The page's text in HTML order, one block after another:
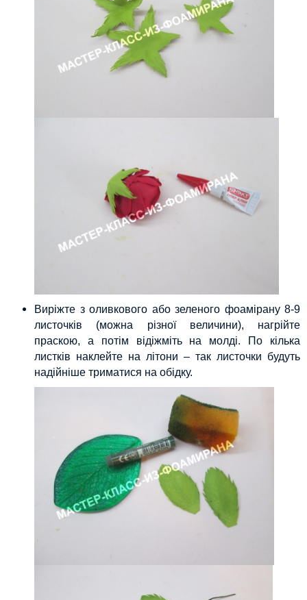
Виріжте з оливкового або зеленого фоамірану 8-9
листочків (можна різної величини), нагрійте
праскою, а потім відіжміть на молді. По кілька
листків наклейте на літони – так листочки будуть
надійніше триматися на обідку.